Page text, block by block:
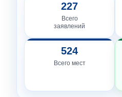
227
Всего
заявлений
524
Всего мест